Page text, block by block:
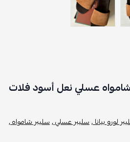
شامواه عسلي نعل أسود فلات
لورو بيانا ,سليبر عسلي ,سليبر شامواه ,